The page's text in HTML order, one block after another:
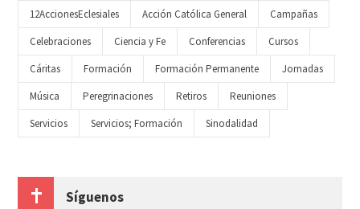
12AccionesEclesiales Acción Católica General
Campañas
Celebraciones
Ciencia y Fe Conferencias
Cursos
Cáritas
Formación Formación Permanente
Jornadas
Música
Peregrinaciones Retiros
Reuniones
Servicios
Servicios; Formación Sinodalidad
Síguenos